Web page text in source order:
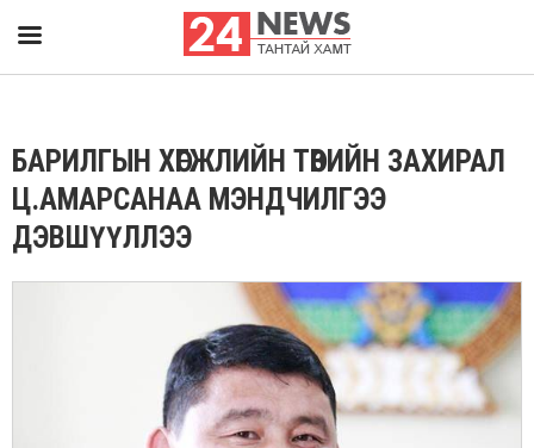
БАРИЛГЫН ХӨГЖЛИЙН ТӨВИЙН ЗАХИРАЛ
Ц.АМАРСАНАА МЭНДЧИЛГЭЭ
ДЭВШҮҮЛЛЭЭ